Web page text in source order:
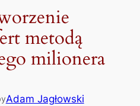
metodą
milionera
Adam Jagłowski